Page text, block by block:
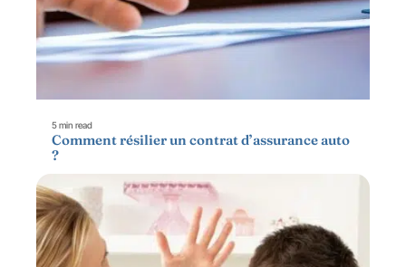
5 min read
Comment résilier un contrat d’assurance auto
?